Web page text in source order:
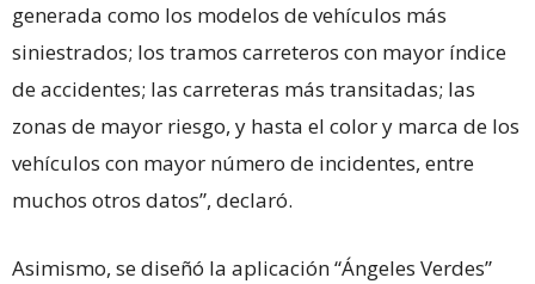
generada como los modelos de vehículos más
siniestrados; los tramos carreteros con mayor índice
de accidentes; las carreteras más transitadas; las
zonas de mayor riesgo, y hasta el color y marca de los
vehículos con mayor número de incidentes, entre
muchos otros datos”, declaró.
Asimismo, se diseñó la aplicación “Ángeles Verdes”